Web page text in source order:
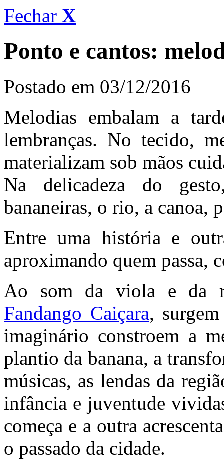
Fechar X
Ponto e cantos:
Postado em 03/12/2016
Melodias embalam a
lembranças. No tecido,
materializam sob mãos
Na delicadeza do
bananeiras, o rio, a canoa,
Entre uma história e
aproximando quem passa,
Ao som da viola e da
Fandango Caiçara,
imaginário constroem a
plantio da banana, a
músicas, as lendas da
infância e juventude
começa e a outra
o passado da cidade.